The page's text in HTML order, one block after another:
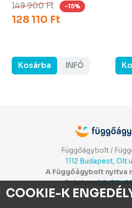
149 900 Ft -15%
128 110 Ft
Kosárba INFÓ
Függőágybolt /
1112 Budapest, Olt
A Függőágybolt nyitva
Telefon:06-70-
Itt értékelhetsz:
COOKIE-K